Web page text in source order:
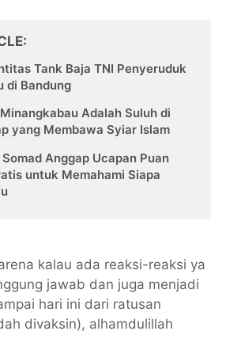
Tank Baja TNI Penyeruduk
di Bandung
Adalah Suluh di
yang Membawa Syiar Islam
Anggap Ucapan Puan
untuk Memahami Siapa
kalau ada reaksi-reaksi ya
jawab dan juga menjadi
hari ini dari ratusan
divaksin), alhamdulillah